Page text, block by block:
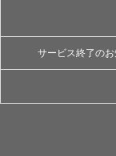
サービス終了の